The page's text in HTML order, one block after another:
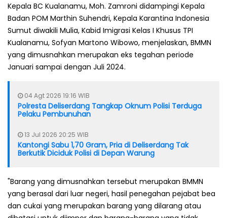
Kepala BC Kualanamu, Moh. Zamroni didampingi Kepala
Badan POM Marthin Suhendri, Kepala Karantina Indonesia
Sumut diwakili Mulia, Kabid Imigrasi Kelas I Khusus TPI
Kualanamu, Sofyan Martono Wibowo, menjelaskan, BMMN
yang dimusnahkan merupakan eks tegahan periode
Januari sampai dengan Juli 2024.
04 Agt 2026 19:16 WIB
Polresta Deliserdang Tangkap Oknum Polisi Terduga
Pelaku Pembunuhan
13 Jul 2026 20:25 WIB
Kantongi Sabu 1,70 Gram, Pria di Deliserdang Tak
Berkutik Diciduk Polisi di Depan Warung
"Barang yang dimusnahkan tersebut merupakan BMMN
yang berasal dari luar negeri, hasil penegahan pejabat bea
dan cukai yang merupakan barang yang dilarang atau